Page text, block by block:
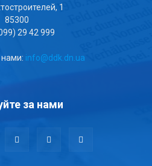
1
85300
29 42 999
info@ddk.dn.ua
за нами